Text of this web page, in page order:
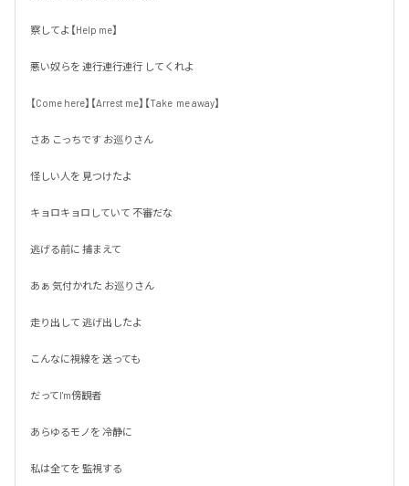
察してよ【Help me】
悪い奴らを 連行連行連行 してくれよ
【Come here】【Arrest me】【Take  me away】
さあ こっちです お巡りさん
怪しい人を 見つけたよ
キョロキョロしていて 不審だな
逃げる前に 捕まえて
あぁ 気付かれた お巡りさん
走り出して 逃げ出したよ
こんなに視線を 送っても
だってI'm傍観者
あらゆるモノを 冷静に
私は全てを 監視する